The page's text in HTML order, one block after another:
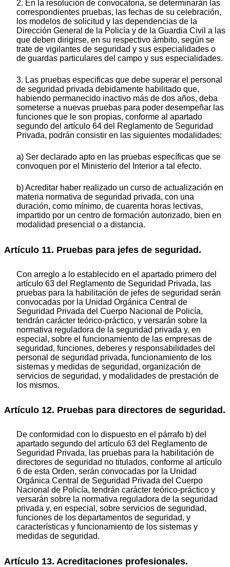
2. En la resolución de convocatoria, se determinarán las
correspondientes pruebas, las fechas de su celebración,
los modelos de solicitud y las dependencias de la
Dirección General de la Policía y de la Guardia Civil a las
que deben dirigirse, en su respectivo ámbito, según se
trate de vigilantes de seguridad y sus especialidades o
de guardas particulares del campo y sus especialidades.
3. Las pruebas especificas que debe superar el personal
de seguridad privada debidamente habilitado que,
habiendo permanecido inactivo más de dos años, deba
someterse a nuevas pruebas para poder desempeñar las
funciones que le son propias, conforme al apartado
segundo del artículo 64 del Reglamento de Seguridad
Privada, podrán consistir en las siguientes modalidades:
a) Ser declarado apto en las pruebas específicas que se
convoquen por el Ministerio del Interior a tal efecto.
b) Acreditar haber realizado un curso de actualización en
materia normativa de seguridad privada, con una
duración, como mínimo, de cuarenta horas lectivas,
impartido por un centro de formación autorizado, bien en
modalidad presencial o a distancia.
Artículo 11. Pruebas para jefes de seguridad.
Con arreglo a lo establecido en el apartado primero del
artículo 63 del Reglamento de Seguridad Privada, las
pruebas para la habilitación de jefes de seguridad serán
convocadas por la Unidad Orgánica Central de
Seguridad Privada del Cuerpo Nacional de Policía,
tendrán carácter teórico-práctico, y versarán sobre la
normativa reguladora de la seguridad privada y, en
especial, sobre el funcionamiento de las empresas de
seguridad, funciones, deberes y responsabilidades del
personal de seguridad privada, funcionamiento de los
sistemas y medidas de seguridad, organización de
servicios de seguridad, y modalidades de prestación de
los mismos.
Artículo 12. Pruebas para directores de seguridad.
De conformidad con lo dispuesto en el párrafo b) del
apartado segundo del artículo 63 del Reglamento de
Seguridad Privada, las pruebas para la habilitación de
directores de seguridad no titulados, conforme al artículo
6 de esta Orden, serán convocadas por la Unidad
Orgánica Central de Seguridad Privada del Cuerpo
Nacional de Policía, tendrán carácter teórico-práctico y
versarán sobre la normativa reguladora de la seguridad
privada y, en especial, sobre servicios de seguridad,
funciones de los departamentos de seguridad, y
características y funcionamiento de los sistemas y
medidas de seguridad.
Artículo 13. Acreditaciones profesionales.